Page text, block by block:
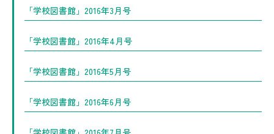
「学校図書館」2016年3月号
「学校図書館」2016年4月号
「学校図書館」2016年5月号
「学校図書館」2016年6月号